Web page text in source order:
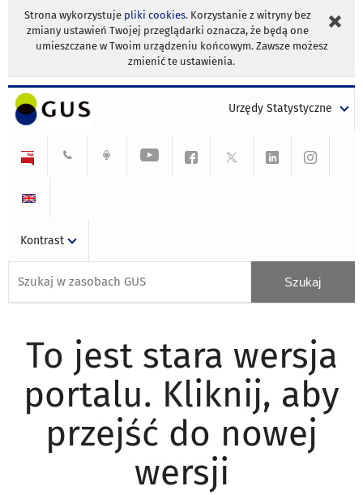
Strona wykorzystuje pliki cookies. Korzystanie z witryny bez
zmiany ustawień Twojej przeglądarki oznacza, że będą one
umieszczane w Twoim urządzeniu końcowym. Zawsze możesz
zmienić te ustawienia.
Urzędy Statystyczne
Kontrast
To jest stara wersja
portalu. Kliknij, aby
przejść do nowej
wersji